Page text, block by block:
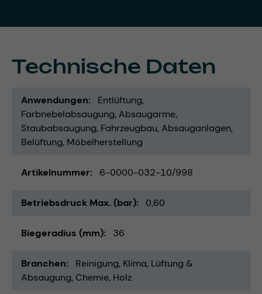
Technische Daten
Anwendungen
Entlüftung
Farbnebelabsaugung Absaugarme
Staubabsaugung Fahrzeugbau Absauganlagen
Belüftung Möbelherstellung
Artikelnummer 6-0000-032-10/998
Betriebsdruck Max. (bar) 0,60
Biegeradius (mm) 36
Branchen Reinigung Klima, Lüftung &
Absaugung Chemie Holz